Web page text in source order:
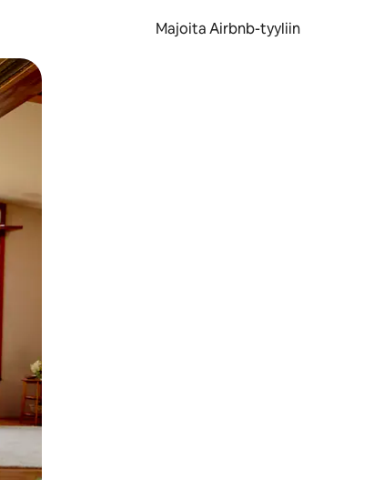
Majoita Airbnb-tyyliin